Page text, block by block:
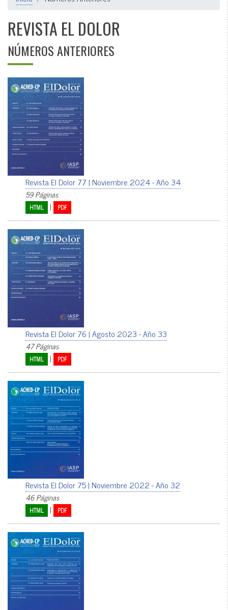
REVISTA EL DOLOR
NÚMEROS ANTERIORES
Revista El Dolor 77 | Noviembre 2024 - Año 34
59 Páginas
HTML | PDF
Revista El Dolor 76 | Agosto 2023 - Año 33
47 Páginas
HTML | PDF
Revista El Dolor 75 | Noviembre 2022 - Año 32
46 Páginas
HTML | PDF